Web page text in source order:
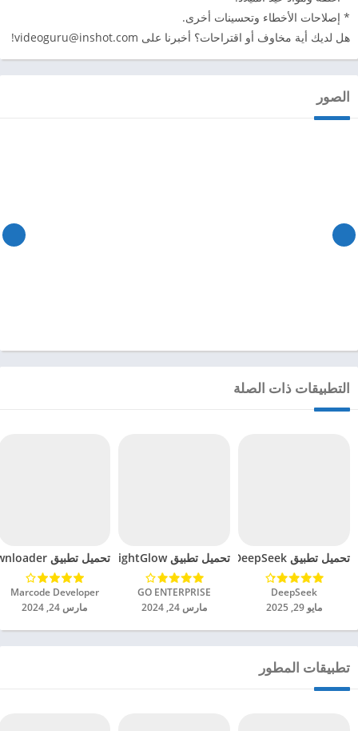
* إصلاحات الأخطاء وتحسينات أخرى.
هل لديك أية مخاوف أو اقتراحات؟ أخبرنا على videoguru@inshot.com
!
الصور
التطبيقات ذات الصلة
تحميل تطبيق DeepSeek مهكر للاندرويد 2025
DeepSeek‏
مايو 29, 2025
تحميل تطبيق BrightGlow مهكر للاندرويد 2024
GO ENTERPRISE‏
مارس 24, 2024
تحميل تطبيق mp4 video downloader مهكر للاندرويد 2024
Marcode Developer‏
مارس 24, 2024
تطبيقات المطور